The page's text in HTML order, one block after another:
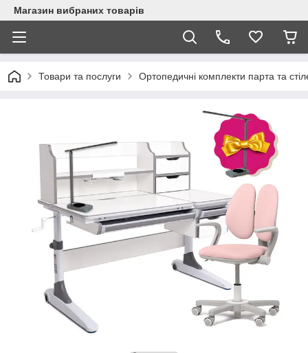
Магазин вибраних товарів
Товари та послуги Ортопедичні комплекти парта та